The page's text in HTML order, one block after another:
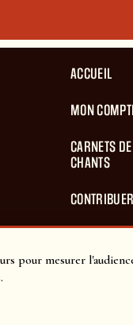
pour mesurer
ACCUEIL
MON
CARNETS DE
CHANTS
CONTRIBUER